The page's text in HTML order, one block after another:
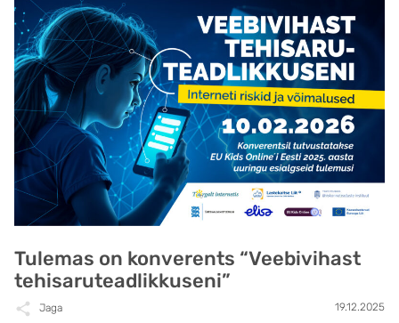
Tulemas on konverents “Veebivihast
tehisaruteadlikkuseni”
Jaga 19.12.2025